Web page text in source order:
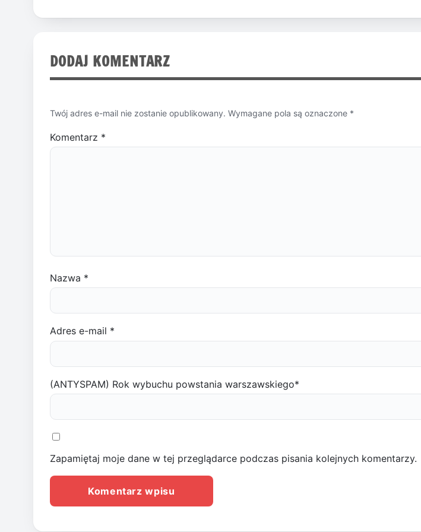
DODAJ KOMENTARZ
Twój adres e-mail nie zostanie opublikowany. Wymagane pola są oznaczone *
Komentarz *
Nazwa *
Adres e-mail *
(ANTYSPAM) Rok wybuchu powstania warszawskiego*
Zapamiętaj moje dane w tej przeglądarce podczas pisania kolejnych komentarzy.